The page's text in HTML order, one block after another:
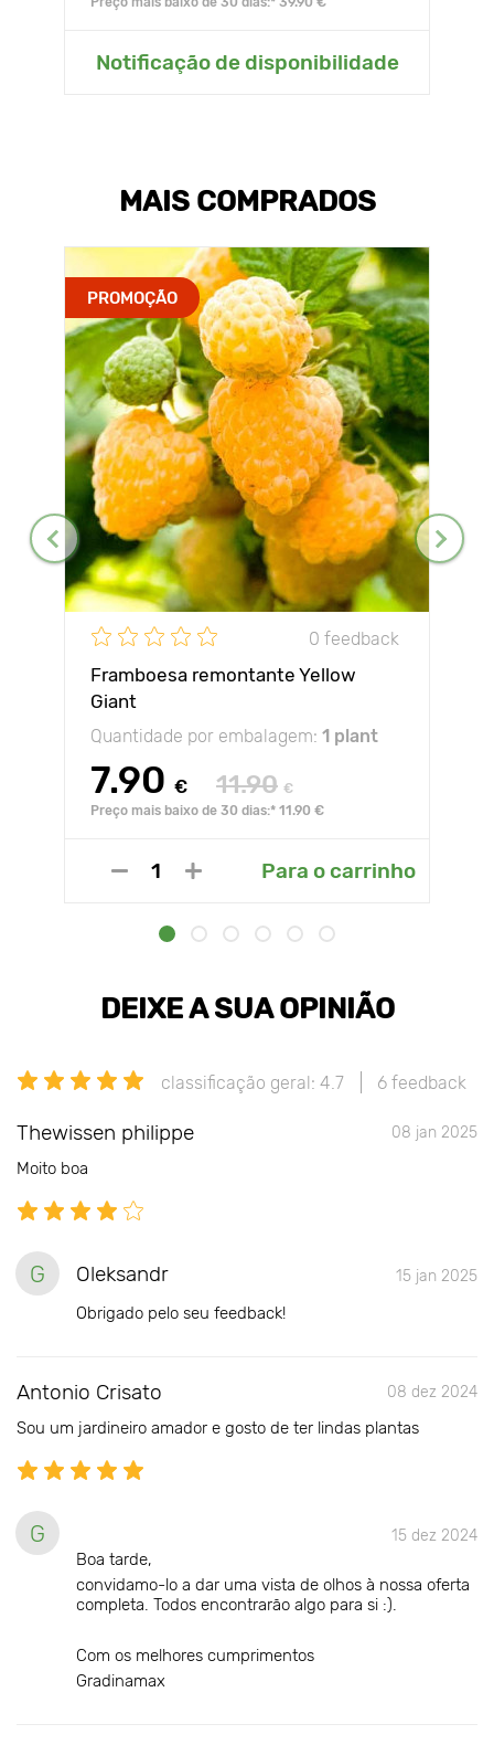
Notificação de disponibilidade
MAIS COMPRADOS
PROMOÇÃO
0 feedback
Framboesa remontante Yellow
Giant
Quantidade por embalagem: 1 plant
7.90 € 11.90 €
Preço mais baixo de 30 dias:* 11.90 €
Para o carrinho
DEIXE A SUA OPINIÃO
classificação geral: 4.7 6 feedback
Thewissen philippe 08 jan 2025
Moito boa
G Oleksandr 15 jan 2025
Obrigado pelo seu feedback!
Antonio Crisato 08 dez 2024
Sou um jardineiro amador e gosto de ter lindas plantas
G 15 dez 2024
Boa tarde,
convidamo-lo a dar uma vista de olhos à nossa oferta
completa. Todos encontrarão algo para si :).
Com os melhores cumprimentos
Gradinamax